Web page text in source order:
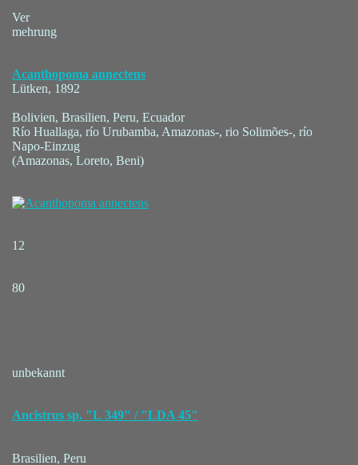
Ver
mehrung
Acanthopoma annectens
Lütken, 1892
Bolivien, Brasilien, Peru, Ecuador
Río Huallaga, río Urubamba, Amazonas-, rio Solimões-, río
Napo-Einzug
(Amazonas, Loreto, Beni)
12
80
unbekannt
Ancistrus sp. "L 349" / "LDA 45"
Brasilien, Peru